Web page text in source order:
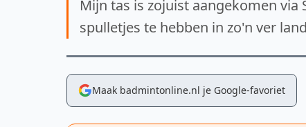
Mijn tas is zojuist aangekomen
spulletjes te hebben in zo'n ver
Maak badmintonline.nl je Google-favoriet